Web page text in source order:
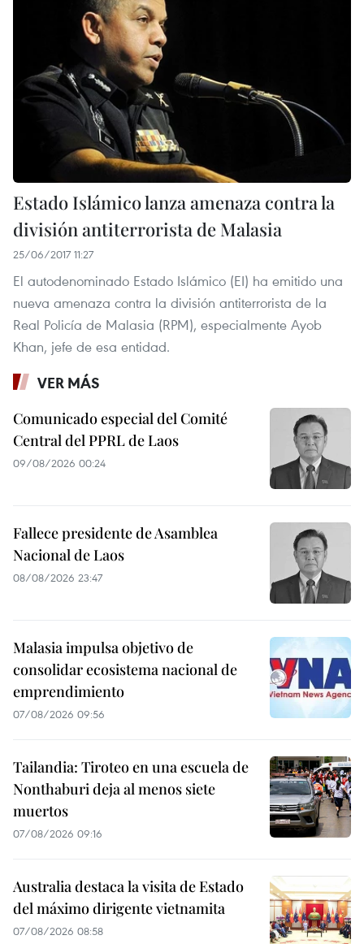
Estado Islámico lanza amenaza contra la
división antiterrorista de Malasia
25/06/2017 11:27
El autodenominado Estado Islámico (EI) ha emitido una
nueva amenaza contra la división antiterrorista de la
Real Policía de Malasia (RPM), especialmente Ayob
Khan, jefe de esa entidad.
VER MÁS
Comunicado especial del Comité
Central del PPRL de Laos
09/08/2026 00:24
Fallece presidente de Asamblea
Nacional de Laos
08/08/2026 23:47
Malasia impulsa objetivo de
consolidar ecosistema nacional de
emprendimiento
07/08/2026 09:56
Tailandia: Tiroteo en una escuela de
Nonthaburi deja al menos siete
muertos
07/08/2026 09:16
Australia destaca la visita de Estado
del máximo dirigente vietnamita
07/08/2026 08:58